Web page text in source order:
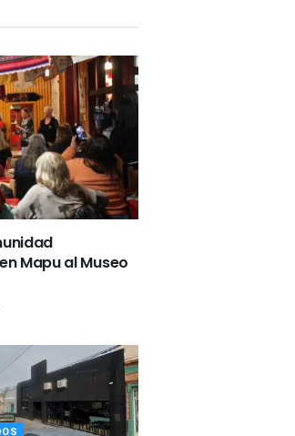
Mapu al Museo